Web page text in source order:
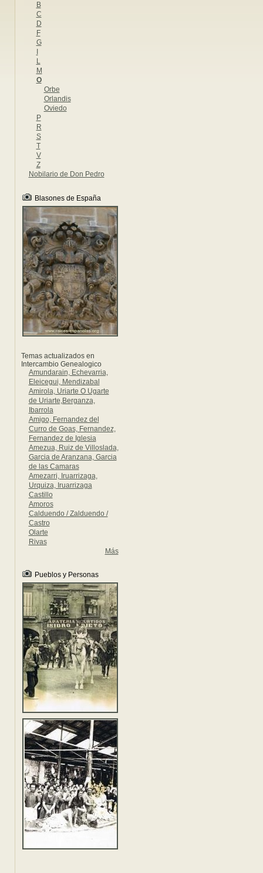
B
C
D
F
G
L
M
O
Orbe
Orlandis
Oviedo
P
R
S
T
V
Z
Nobilario de Don Pedro
Blasones de España
Temas actualizados en
Intercambio Genealogico
Amundarain, Echevarria,
Eleicegui, Mendizabal
Amirola, Uriarte O Ugarte
de Uriarte,Berganza,
Ibarrola
Amigo, Fernandez del
Curro de Goas, Fernandez,
Fernandez de Iglesia
Amezua, Ruiz de Villoslada,
Garcia de Aranzana, Garcia
de las Camaras
Amezarri, Iruarrizaga,
Urquiza, Iruarrizaga
Castillo
Amoros
Calduendo / Zalduendo /
Castro
Olarte
Rivas
Más
Pueblos y Personas